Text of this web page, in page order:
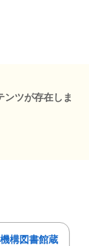
ンツが存在しま
構図書館蔵